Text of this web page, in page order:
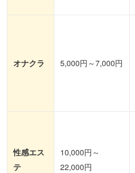
オナクラ 5,000円～7,000円
性感エス
テ
10,000円～
22,000円